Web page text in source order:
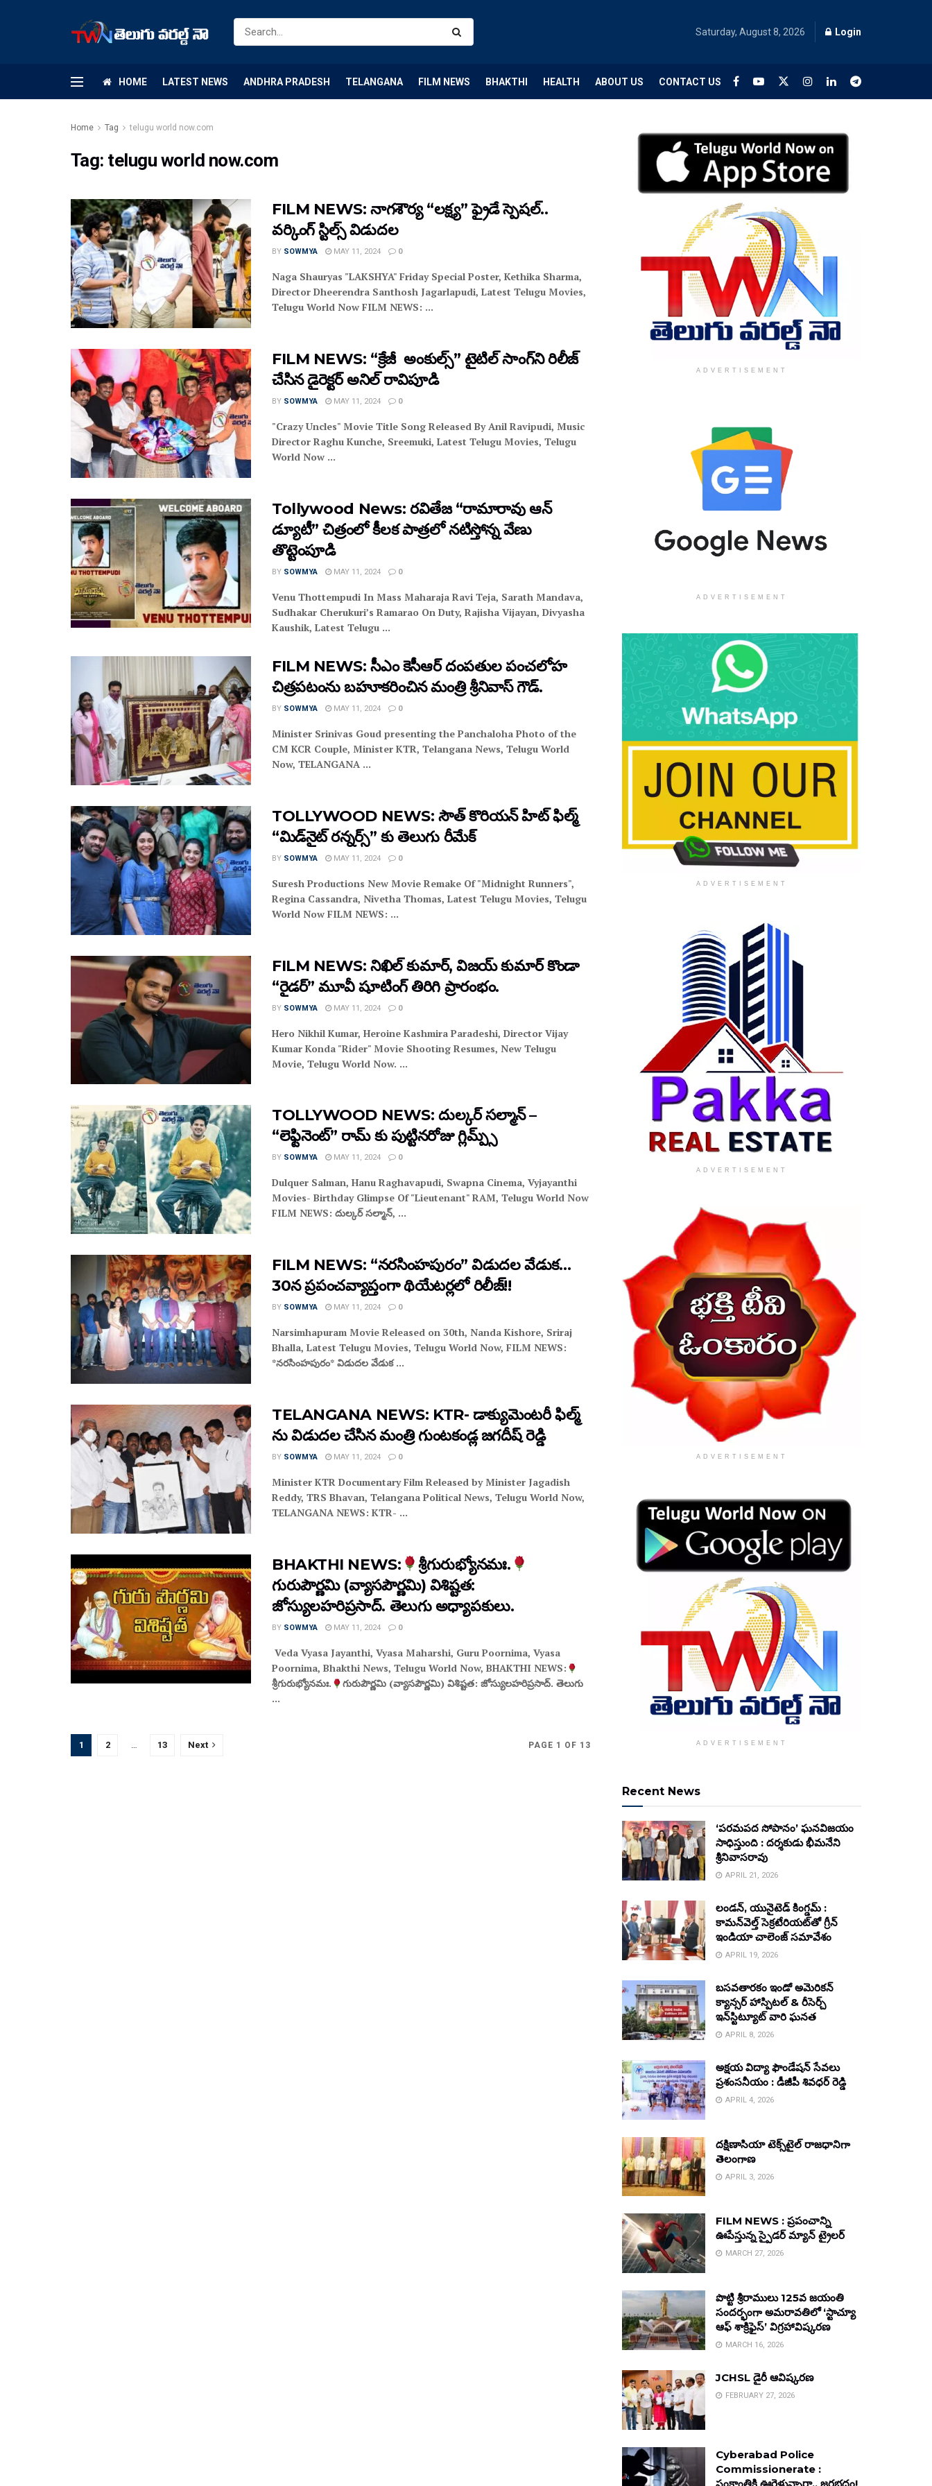
Saturday, August 8, 2026 Login
HOME LATEST NEWS ANDHRA PRADESH TELANGANA FILM NEWS BHAKTHI HEALTH ABOUT US CONTACT US
Home Tag telugu world now.com
Tag: telugu world now.com
FILM NEWS: నాగ‌శౌర్య “ల‌క్ష్య‌” ఫ్రైడే స్పెష‌ల్‌..
వ‌ర్కింగ్ స్టిల్స్‌ విడుద‌ల‌
BY SOWMYA MAY 11, 2024 0
Naga Shauryas "LAKSHYA" Friday Special Poster, Kethika Sharma,
Director Dheerendra Santhosh Jagarlapudi, Latest Telugu Movies,
Telugu World Now FILM NEWS: ...
FILM NEWS: “క్రేజీ అంకుల్స్” టైటిల్ సాంగ్‌ని రిలీజ్
చేసిన డైరెక్ట‌ర్ అనిల్‌ రావిపూడి
BY SOWMYA MAY 11, 2024 0
"Crazy Uncles" Movie Title Song Released By Anil Ravipudi, Music
Director Raghu Kunche, Sreemuki, Latest Telugu Movies, Telugu
World Now ...
Tollywood News: రవితేజ “రామారావు ఆన్‌
డ్యూటీ” చిత్రంలో కీలక పాత్రలో న‌టిస్తోన్న‌ వేణు
తొట్టెంపూడి
BY SOWMYA MAY 11, 2024 0
Venu Thottempudi In Mass Maharaja Ravi Teja, Sarath Mandava,
Sudhakar Cherukuri’s Ramarao On Duty, Rajisha Vijayan, Divyasha
Kaushik, Latest Telugu ...
FILM NEWS: సీఎం కెసీఆర్ దంపతుల పంచలోహ
చిత్రపటంను బహూకరించిన మంత్రి శ్రీనివాస్ గౌడ్.
BY SOWMYA MAY 11, 2024 0
Minister Srinivas Goud presenting the Panchaloha Photo of the
CM KCR Couple, Minister KTR, Telangana News, Telugu World
Now, TELANGANA ...
TOLLYWOOD NEWS: సౌత్‌ కొరియన్‌ హిట్‌ ఫిల్మ్‌
“మిడ్‌నైట్‌ రన్నర్స్‌” కు తెలుగు రీమేక్‌
BY SOWMYA MAY 11, 2024 0
Suresh Productions New Movie Remake Of "Midnight Runners",
Regina Cassandra, Nivetha Thomas, Latest Telugu Movies, Telugu
World Now FILM NEWS: ...
FILM NEWS: నిఖిల్ కుమార్‌, విజ‌య్ కుమార్ కొండా
“రైడ‌ర్” మూవీ షూటింగ్ తిరిగి ప్రారంభం.
BY SOWMYA MAY 11, 2024 0
Hero Nikhil Kumar, Heroine Kashmira Paradeshi, Director Vijay
Kumar Konda "Rider" Movie Shooting Resumes, New Telugu
Movie, Telugu World Now. ...
TOLLYWOOD NEWS: దుల్కర్ సల్మాన్ –
“లెఫ్టినెంట్” రామ్ కు పుట్టినరోజు గ్లిమ్ప్స్
BY SOWMYA MAY 11, 2024 0
Dulquer Salman, Hanu Raghavapudi, Swapna Cinema, Vyjayanthi
Movies- Birthday Glimpse Of "Lieutenant" RAM, Telugu World Now
FILM NEWS: దుల్కర్ సల్మాన్, ...
FILM NEWS: “నరసింహపురం” విడుదల వేడుక…
30న ప్రపంచవ్యాప్తంగా థియేటర్లలో రిలీజ్!!
BY SOWMYA MAY 11, 2024 0
Narsimhapuram Movie Released on 30th, Nanda Kishore, Sriraj
Bhalla, Latest Telugu Movies, Telugu World Now, FILM NEWS:
*నరసింహపురం* విడుదల వేడుక ...
TELANGANA NEWS: KTR- డాక్యుమెంటరీ ఫిల్మ్
ను విడుదల చేసిన మంత్రి గుంటకండ్ల జగదీష్ రెడ్డి
BY SOWMYA MAY 11, 2024 0
Minister KTR Documentary Film Released by Minister Jagadish
Reddy, TRS Bhavan, Telangana Political News, Telugu World Now,
TELANGANA NEWS: KTR- ...
BHAKTHI NEWS:
శ్రీగురుభ్యోనమః.
గురుపౌర్ణమి (వ్యాసపౌర్ణమి) విశిష్టత:
జోస్యులహరిప్రసాద్. తెలుగు అధ్యాపకులు.
BY SOWMYA MAY 11, 2024 0
Veda Vyasa Jayanthi, Vyasa Maharshi, Guru Poornima, Vyasa
Poornima, Bhakthi News, Telugu World Now, BHAKTHI NEWS:
శ్రీగురుభ్యోనమః.
గురుపౌర్ణమి (వ్యాసపౌర్ణమి) విశిష్టత: జోస్యులహరిప్రసాద్. తెలుగు
...
PAGE 1 OF 13
1 2 … 13 Next
ADVERTISEMENT
ADVERTISEMENT
ADVERTISEMENT
ADVERTISEMENT
ADVERTISEMENT
ADVERTISEMENT
Recent News
‘పరమపద సోపానం’ ఘనవిజయం
సాధిస్తుంది : దర్శకుడు భీమనేని
శ్రీనివాసరావు
APRIL 21, 2026
లండన్, యునైటెడ్ కింగ్డమ్ :
కామన్‌వెల్త్ సెక్రటేరియట్‌తో గ్రీన్
ఇండియా చాలెంజ్ సమావేశం
APRIL 19, 2026
బసవతారకం ఇండో అమెరికన్
క్యాన్సర్ హాస్పిటల్ & రీసెర్చ్
ఇన్‌స్టిట్యూట్ వారి ఘనత
APRIL 8, 2026
అక్షయ విద్యా ఫౌండేషన్ సేవలు
ప్రశంసనీయం : డీజీపీ శివధర్ రెడ్డి
APRIL 4, 2026
దక్షిణాసియా టెక్స్‌టైల్ రాజధానిగా
తెలంగాణ
APRIL 3, 2026
FILM NEWS : ప్రపంచాన్ని
ఊపేస్తున్న స్పైడర్ మ్యాన్ ట్రైలర్
MARCH 27, 2026
పొట్టి శ్రీరాములు 125వ జయంతి
సందర్భంగా అమరావతిలో ‘స్టాచ్యూ
ఆఫ్ శాక్రిఫైస్’ విగ్రహావిష్కరణ
MARCH 16, 2026
JCHSL డైరీ ఆవిష్కరణ
FEBRUARY 27, 2026
Cyberabad Police
Commissionerate :